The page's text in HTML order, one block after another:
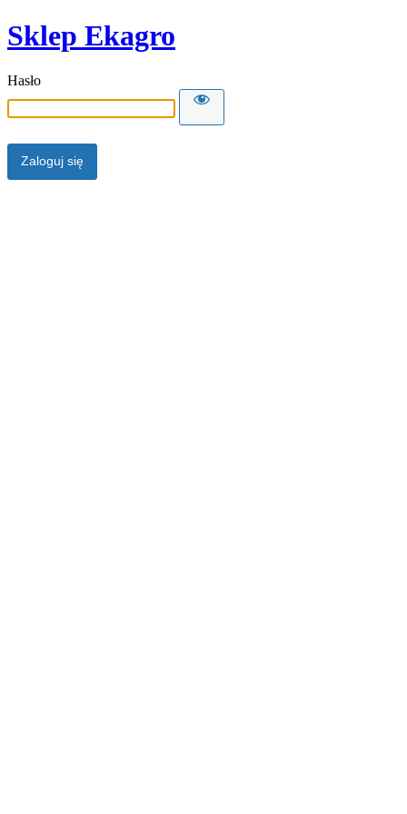
Sklep Ekagro
Hasło